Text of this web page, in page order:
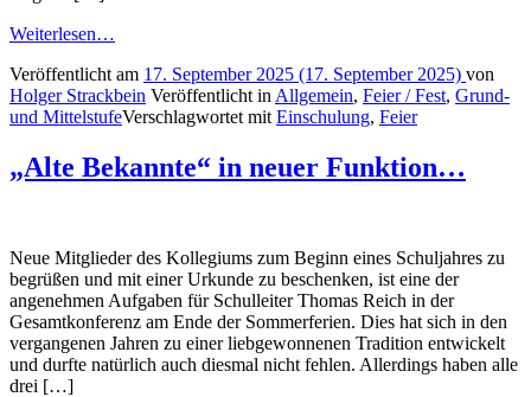
Weiterlesen…
Veröffentlicht am 17. September 2025 (17. September 2025) von
Holger Strackbein Veröffentlicht in Allgemein, Feier / Fest, Grund-
und MittelstufeVerschlagwortet mit Einschulung, Feier
„Alte Bekannte“ in neuer Funktion…
Neue Mitglieder des Kollegiums zum Beginn eines Schuljahres zu
begrüßen und mit einer Urkunde zu beschenken, ist eine der
angenehmen Aufgaben für Schulleiter Thomas Reich in der
Gesamtkonferenz am Ende der Sommerferien. Dies hat sich in den
vergangenen Jahren zu einer liebgewonnenen Tradition entwickelt
und durfte natürlich auch diesmal nicht fehlen. Allerdings haben alle
drei […]